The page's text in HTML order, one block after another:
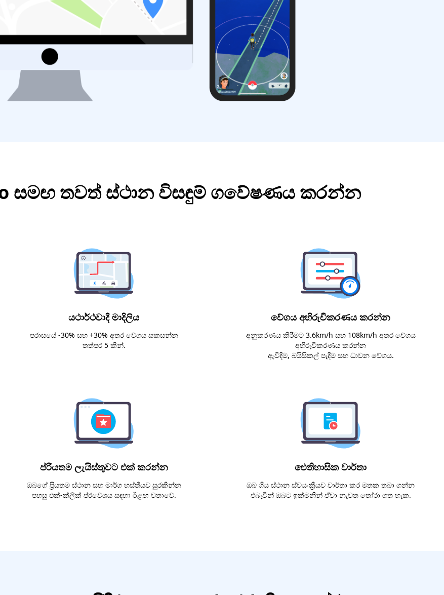
සමඟ තවත් ස්ථාන විසඳුම් ගවේෂණය කරන්න
යථාර්ථවාදී මාදිලිය
පරාසයේ -30% සහ +30% අතර වේගය සකසන්න
තත්පර 5 කින්.
වේගය අභිරුචිකරණය කරන්න
අනුකරණය කිරීමට 3.6km/h සහ 108km/h අතර වේගය
අභිරුචිකරණය කරන්න
ඇවිදීම, බයිසිකල් පැදීම සහ ධාවන වේගය.
ප්රියතම ලැයිස්තුවට එක් කරන්න
ඔබගේ ප්‍රියතම ස්ථාන සහ මාර්ග හස්තීයව සුරකින්න
පහසු එක්-ක්ලික් ප්රවේශය සඳහා ඊළඟ වතාවේ.
ඓතිහාසික වාර්තා
ඔබ ගිය ස්ථාන ස්වයංක්‍රීයව වාර්තා කර මතක තබා ගන්න
එබැවින් ඔබට ඉක්මනින් ඒවා නැවත තෝරා ගත හැක.